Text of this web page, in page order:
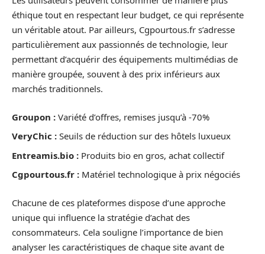
éthique tout en respectant leur budget, ce qui représente
un véritable atout. Par ailleurs, Cgpourtous.fr s’adresse
particulièrement aux passionnés de technologie, leur
permettant d’acquérir des équipements multimédias de
manière groupée, souvent à des prix inférieurs aux
marchés traditionnels.
Groupon : Variété d’offres, remises jusqu’à -70%
VeryChic : Seuils de réduction sur des hôtels luxueux
Entreamis.bio : Produits bio en gros, achat collectif
Cgpourtous.fr : Matériel technologique à prix négociés
Chacune de ces plateformes dispose d’une approche
unique qui influence la stratégie d’achat des
consommateurs. Cela souligne l’importance de bien
analyser les caractéristiques de chaque site avant de